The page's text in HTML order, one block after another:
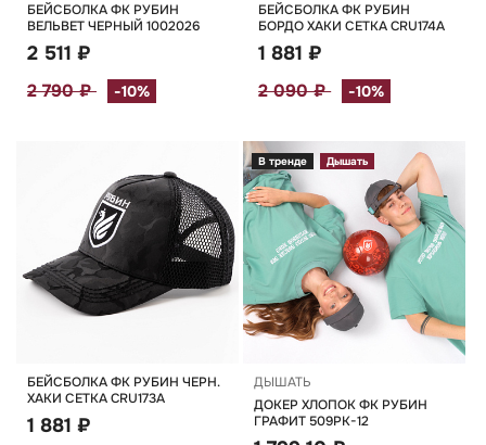
БЕЙСБОЛКА ФК РУБИН
ВЕЛЬВЕТ ЧЕРНЫЙ 1002026
2 511 ₽
2 790 ₽ -10%
БЕЙСБОЛКА ФК РУБИН
БОРДО ХАКИ СЕТКА CRU174А
1 881 ₽
2 090 ₽ -10%
БЕЙСБОЛКА ФК РУБИН ЧЕРН.
ХАКИ СЕТКА CRU173А
1 881 ₽
В тренде Дышать
ДЫШАТЬ
ДОКЕР ХЛОПОК ФК РУБИН
ГРАФИТ 509РК-12